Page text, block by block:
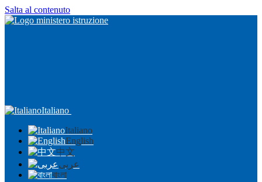
Salta al contenuto
Italiano
Italiano
English
中文
عربى
বাংলা